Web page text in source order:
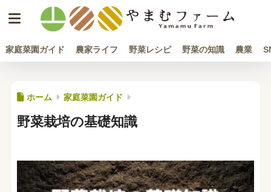
家庭菜園ガイド 農家ライフ 野菜レシピ 野菜の知識 農業
ホーム 家庭菜園ガイド
野菜栽培の基礎知識